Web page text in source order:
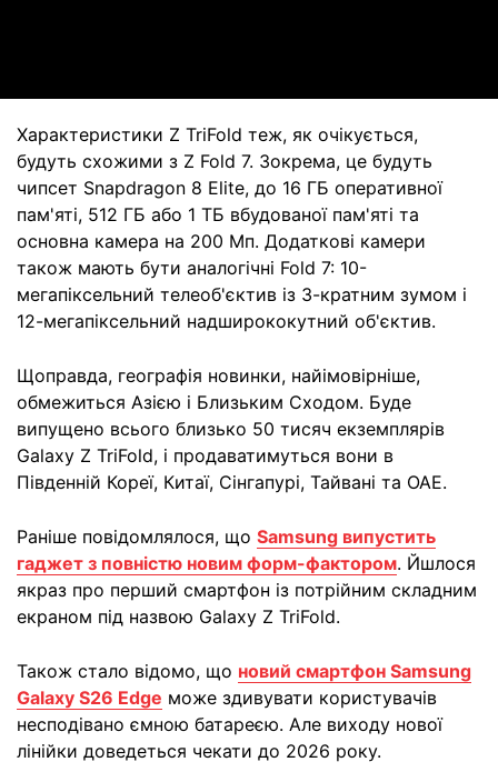
Характеристики Z TriFold теж, як очікується,
будуть схожими з Z Fold 7. Зокрема, це будуть
чипсет Snapdragon 8 Elite, до 16 ГБ оперативної
пам'яті, 512 ГБ або 1 ТБ вбудованої пам'яті та
основна камера на 200 Мп. Додаткові камери
також мають бути аналогічні Fold 7: 10-
мегапіксельний телеоб'єктив із 3-кратним зумом і
12-мегапіксельний надширококутний об'єктив.
Щоправда, географія новинки, найімовірніше,
обмежиться Азією і Близьким Сходом. Буде
випущено всього близько 50 тисяч екземплярів
Galaxy Z TriFold, і продаватимуться вони в
Південній Кореї, Китаї, Сінгапурі, Тайвані та ОАЕ.
Раніше повідомлялося, що Samsung випустить
гаджет з повністю новим форм-фактором. Йшлося
якраз про перший смартфон із потрійним складним
екраном під назвою Galaxy Z TriFold.
Також стало відомо, що новий смартфон Samsung
Galaxy S26 Edge може здивувати користувачів
несподівано ємною батареєю. Але виходу нової
лінійки доведеться чекати до 2026 року.